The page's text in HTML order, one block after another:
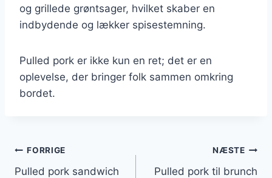
og grillede grøntsager, hvilket skaber en
indbydende og lækker spisestemning.
Pulled pork er ikke kun en ret; det er en
oplevelse, der bringer folk sammen omkring
bordet.
Indlægsnavigation
FORRIGE
Pulled pork sandwich
NÆSTE
Pulled pork til brunch